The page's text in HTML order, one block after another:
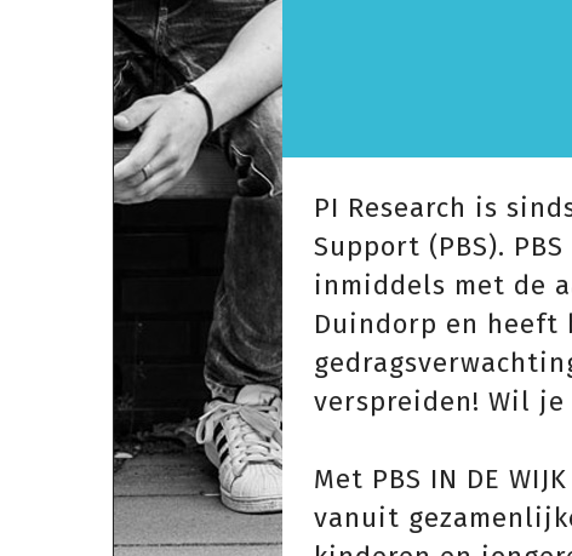
PI Research is
Support (PBS).
inmiddels met de
Duindorp en heeft
verspreiden! Wil je
Met PBS IN DE
vanuit